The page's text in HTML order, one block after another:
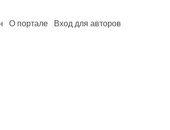
О портале Вход для авторов